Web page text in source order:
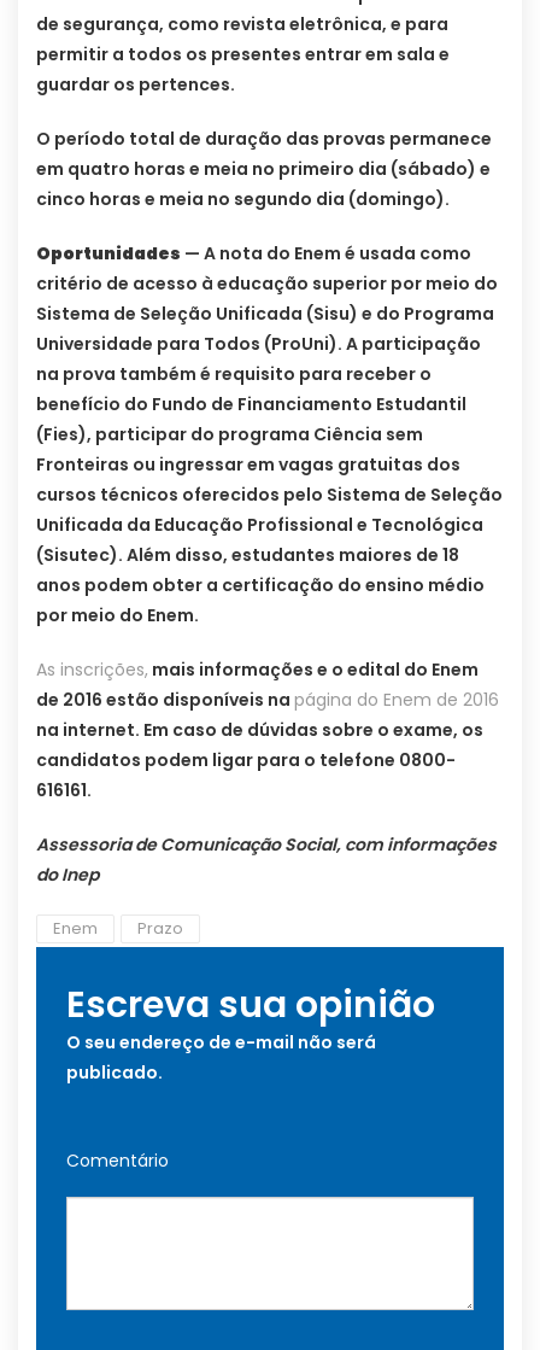
de segurança, como revista eletrônica, e para
permitir a todos os presentes entrar em sala e
guardar os pertences.
O período total de duração das provas permanece
em quatro horas e meia no primeiro dia (sábado) e
cinco horas e meia no segundo dia (domingo).
Oportunidades — A nota do Enem é usada como
critério de acesso à educação superior por meio do
Sistema de Seleção Unificada (Sisu) e do Programa
Universidade para Todos (ProUni). A participação
na prova também é requisito para receber o
benefício do Fundo de Financiamento Estudantil
(Fies), participar do programa Ciência sem
Fronteiras ou ingressar em vagas gratuitas dos
cursos técnicos oferecidos pelo Sistema de Seleção
Unificada da Educação Profissional e Tecnológica
(Sisutec). Além disso, estudantes maiores de 18
anos podem obter a certificação do ensino médio
por meio do Enem.
As inscrições, mais informações e o edital do Enem
de 2016 estão disponíveis na página do Enem de 2016
na internet. Em caso de dúvidas sobre o exame, os
candidatos podem ligar para o telefone 0800-
616161.
Assessoria de Comunicação Social, com informações
do Inep
Enem Prazo
Escreva sua opinião
O seu endereço de e-mail não será
publicado.
Comentário